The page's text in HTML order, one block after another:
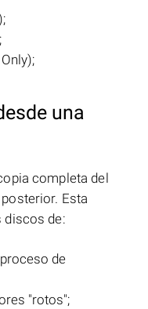
una
completa del
Esta
discos de:
de
"rotos";